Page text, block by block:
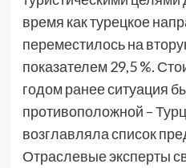
время как турецкое
переместилось на
показателем 29,5 %.
годом ранее ситуация
противоположной –
возглавляла список
Отраслевые эксперты